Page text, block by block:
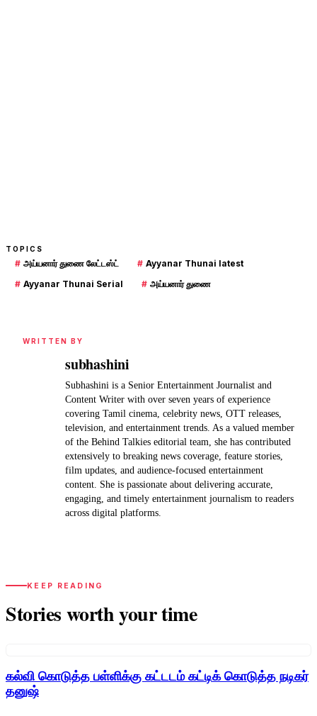
TOPICS
# அய்யனார் துணை லேட்டஸ்ட் # Ayyanar Thunai latest
# Ayyanar Thunai Serial # அய்யனார் துணை
WRITTEN BY
subhashini
Subhashini is a Senior Entertainment Journalist and
Content Writer with over seven years of experience
covering Tamil cinema, celebrity news, OTT releases,
television, and entertainment trends. As a valued member
of the Behind Talkies editorial team, she has contributed
extensively to breaking news coverage, feature stories,
film updates, and audience-focused entertainment
content. She is passionate about delivering accurate,
engaging, and timely entertainment journalism to readers
across digital platforms.
KEEP READING
Stories worth your time
கல்வி கொடுத்த பள்ளிக்கு கட்டடம் கட்டிக் கொடுத்த நடிகர்
தனுஷ்